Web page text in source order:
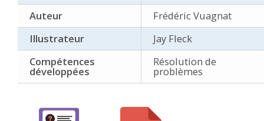
Auteur
Frédéric Vuagnat
Illustrateur
Jay Fleck
Compétences
développées
Résolution de
problèmes